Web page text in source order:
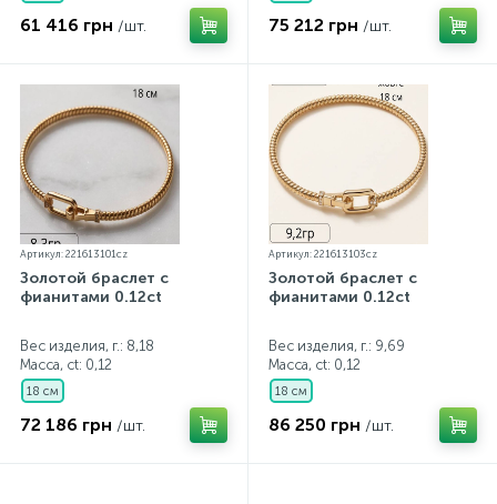
61 416 грн /шт. 75 212 грн /шт.
Артикул: 221613101cz
Золотой браслет с
фианитами 0.12ct
Вес изделия, г.: 8,18
Масса, ct: 0,12
18 см
72 186 грн /шт.
Артикул: 221613103cz
Золотой браслет с
фианитами 0.12ct
Вес изделия, г.: 9,69
Масса, ct: 0,12
18 см
86 250 грн /шт.